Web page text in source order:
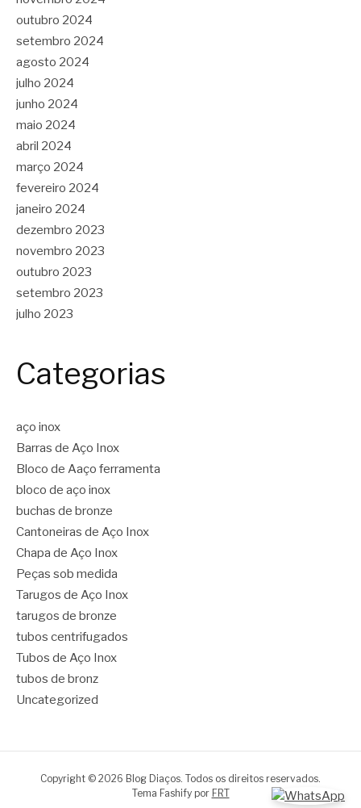
outubro 2024
setembro 2024
agosto 2024
julho 2024
junho 2024
maio 2024
abril 2024
março 2024
fevereiro 2024
janeiro 2024
dezembro 2023
novembro 2023
outubro 2023
setembro 2023
julho 2023
Categorias
aço inox
Barras de Aço Inox
Bloco de Aaço ferramenta
bloco de aço inox
buchas de bronze
Cantoneiras de Aço Inox
Chapa de Aço Inox
Peças sob medida
Tarugos de Aço Inox
tarugos de bronze
tubos centrifugados
Tubos de Aço Inox
tubos de bronz
Uncategorized
Copyright © 2026 Blog Diaços. Todos os direitos reservados.
Tema Fashify por FRT